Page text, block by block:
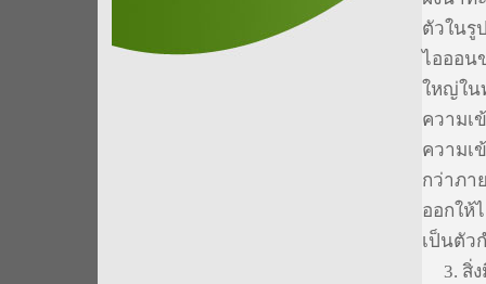
ตัวในรู
ไอออน
ใหญ่ใน
ความเ
ความเ
กว่าภา
ออกให้
เป็นตัว
3. สิ่ง